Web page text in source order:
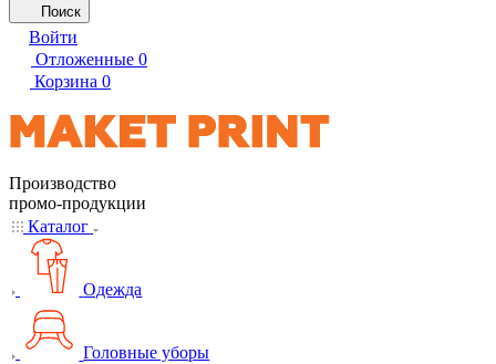
Поиск
Войти
Отложенные 0
Корзина 0
Производство
промо-продукции
Каталог
Одежда
Головные уборы